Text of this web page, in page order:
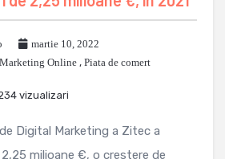
martie 10, 2022
Marketing Online , Piata de comert
vizualizari
Digital Marketing a Zitec a
milioane €, o crestere de